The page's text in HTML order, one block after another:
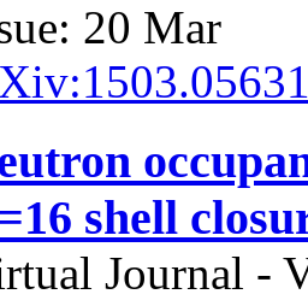
20 Mar
shell
Journal -